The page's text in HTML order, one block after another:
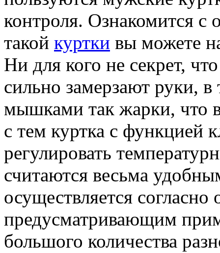
контроля. Ознакомится с
такой куртки вы можете
Ни для кого не секрет,
сильно замерзают руки,
мышками так жарки, что
с тем куртка с функцией
регулировать
считаются весьма
осуществляется
предусматривающим
большого количества